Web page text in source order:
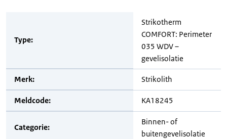
Type:
Strikotherm
COMFORT: Perimeter
035 WDV –
gevelisolatie
Merk: Strikolith
Meldcode: KA18245
Categorie:
Binnen- of
buitengevelisolatie